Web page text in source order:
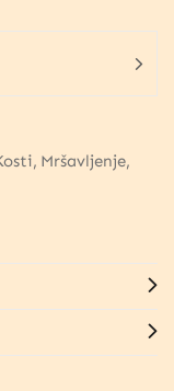
Mršavljenje